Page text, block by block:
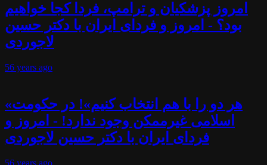
امروز پزشکیان و ترامپ، فردا کجا خواهیم
بود؟ - امروز و فردای ایران با دکتر حسین
لاجوردی
56 years ago
«هر دو را با هم انتخاب کنیم»! در حکومت
اسلامی غیرممکن وجود ندارد! - امروز و
فردای ایران با دکتر حسین لاجوردی
56 years ago